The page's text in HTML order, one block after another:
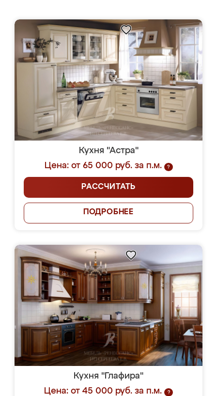
Кухня "Астра"
Цена: от 65 000 руб. за п.м.
?
РАССЧИТАТЬ
ПОДРОБНЕЕ
Кухня "Глафира"
Цена: от 45 000 руб. за п.м.
?